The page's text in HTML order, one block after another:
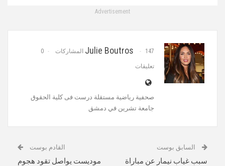
Advertisement
Julie Boutros 147 المشاركات 0
تعليقات
‏صحفية رياضية مستقلة‏ درست فى كلية الحقوق
جامعة تشرين في دمشق
السابق بوست
سبب غياب نيمار عن مباراة
القادم بوست
موديست يواصل تقود هجوم